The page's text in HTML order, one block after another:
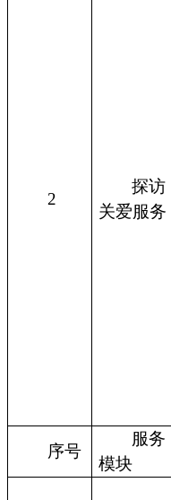
2
探访
关爱服务
序号
服务
模块